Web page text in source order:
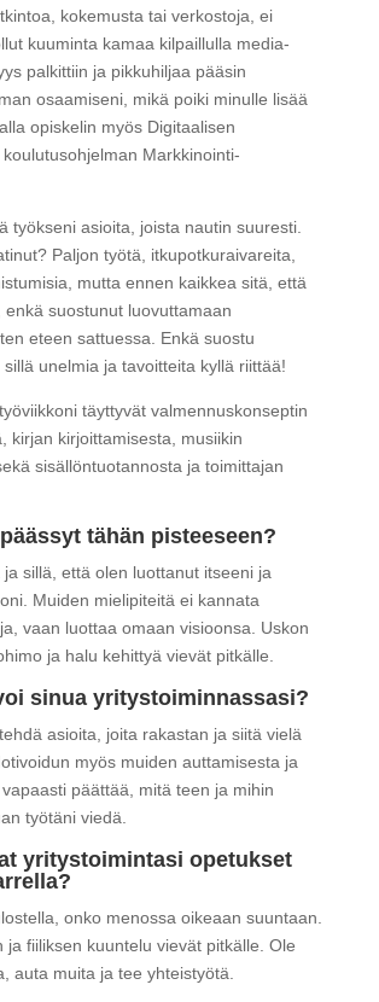
kokemusta tai verkostoja, ei
kuuminta kamaa kilpaillulla media-
palkittiin ja pikkuhiljaa pääsin
osaamiseni, mikä poiki minulle lisää
opiskelin myös Digitaalisen
Markkinointi-
työkseni asioita, joista nautin suuresti.
Paljon työtä, itkupotkuraivareita,
mutta ennen kaikkea sitä, että
enkä suostunut luovuttamaan
eteen sattuessa. Enkä suostu
unelmia ja tavoitteita kyllä riittää!
täyttyvät valmennuskonseptin
kirjan kirjoittamisesta, musiikin
sisällöntuotannosta ja toimittajan
tähän pisteeseen?
ja sillä, että olen luottanut itseeni ja
Muiden mielipiteitä ei kannata
vaan luottaa omaan visioonsa. Uskon
ja halu kehittyä vievät pitkälle.
sinua yritystoiminnassasi?
asioita, joita rakastan ja siitä vielä
myös muiden auttamisesta ja
päättää, mitä teen ja mihin
työtäni viedä.
yritystoimintasi opetukset
onko menossa oikeaan suuntaan.
ja fiiliksen kuuntelu vievät pitkälle. Ole
auta muita ja tee yhteistyötä.